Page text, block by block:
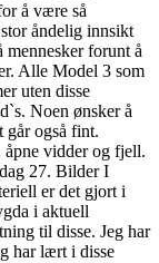
å være så
åndelig innsikt
forunt å
Alle Model 3 som
uten disse
Noen ønsker å
går også fint.
åpne vidder og fjell.
27. Bilder I
er det gjort i
i aktuell
til disse. Jeg har
har lært i disse